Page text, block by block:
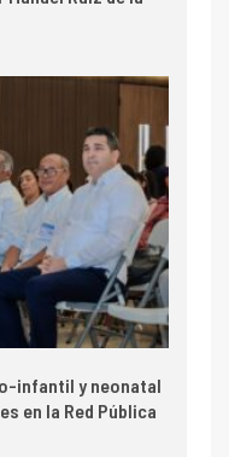
infantil y neonatal
en la Red Pública